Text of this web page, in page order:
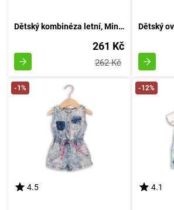
Dětský kombinéza letní, Minoti, Dům 2, dívka - 92/98 | 2/3let
261 Kč
262 Kč
-1%
4.5
-12%
4.1